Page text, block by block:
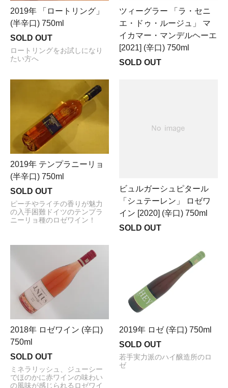
2019年 「ロートリング」
(半辛口) 750ml
SOLD OUT
ロートリングをお試しになり
たい方へ
ツィーグラー 「ラ・セニ
エ・ドゥ・ルージュ」 マ
イカマー・マンデルヘーエ
[2021] (辛口) 750ml
SOLD OUT
2019年 テンプラニーリョ
(半辛口) 750ml
SOLD OUT
ピーチやライチの香りが魅力
の入手困難ドイツのテンプラ
ニーリョ種のロゼワイン！
ビュルガーシュピタール
「シュテーレン」 ロゼワ
イン [2020] (辛口) 750ml
SOLD OUT
2018年 ロゼワイン (辛口)
750ml
SOLD OUT
ミネラリッシュ、ジューシー
でほのかに赤ワインの味わい
の風味が感じられるロゼワイ
2019年 ロゼ (辛口) 750ml
SOLD OUT
若手実力派のハイ醸造所のロ
ゼ